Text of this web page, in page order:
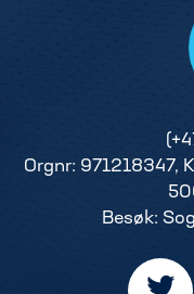
Orgnr: 971218347,
Besøk: